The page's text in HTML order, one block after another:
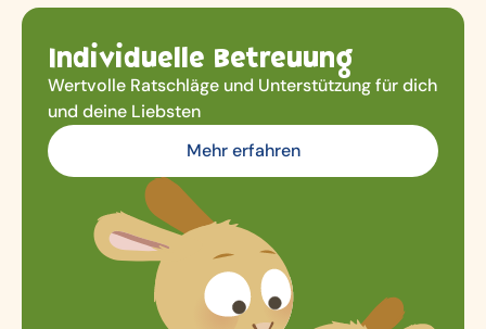
Individuelle Betreuung
Wertvolle Ratschläge und Unterstützung für dich
und deine Liebsten
Mehr erfahren